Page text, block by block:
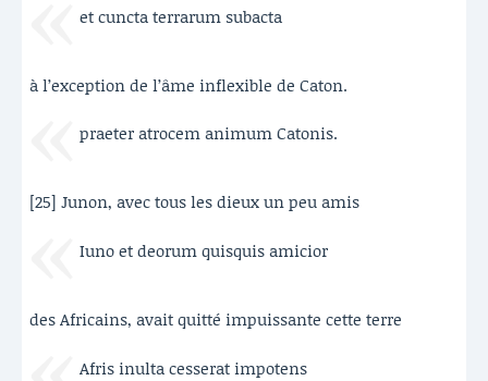
et cuncta terrarum subacta
à l’exception de l’âme inflexible de Caton.
praeter atrocem animum Catonis.
[25] Junon, avec tous les dieux un peu amis
Iuno et deorum quisquis amicior
des Africains, avait quitté impuissante cette terre
Afris inulta cesserat impotens